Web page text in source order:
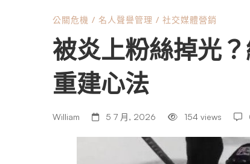
光？
網
紅
經
公關危機 / 名人聲譽管理 / 社交媒體營銷
被炎上粉絲掉光
重建心法
William 5 7 月, 2026 154 views